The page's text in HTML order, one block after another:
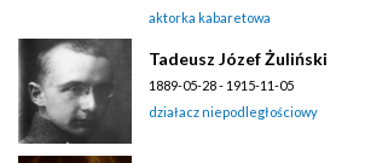
aktorka kabaretowa
Tadeusz Józef Żuliński
1889-05-28 - 1915-11-05
działacz niepodległościowy